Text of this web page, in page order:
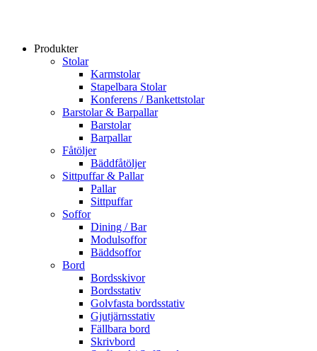
Produkter
Stolar
Karmstolar
Stapelbara Stolar
Konferens / Bankettstolar
Barstolar & Barpallar
Barstolar
Barpallar
Fåtöljer
Bäddfåtöljer
Sittpuffar & Pallar
Pallar
Sittpuffar
Soffor
Dining / Bar
Modulsoffor
Bäddsoffor
Bord
Bordsskivor
Bordsstativ
Golvfasta bordsstativ
Gjutjärnsstativ
Fällbara bord
Skrivbord